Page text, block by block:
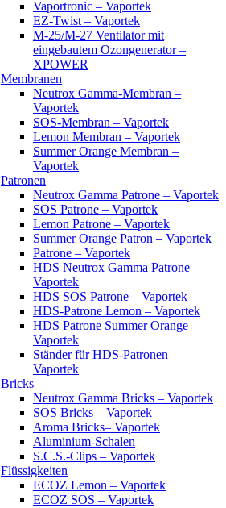
Vaportronic – Vaportek
EZ-Twist – Vaportek
M-25/M-27 Ventilator mit
eingebautem Ozongenerator –
XPOWER
Membranen
Neutrox Gamma-Membran –
Vaportek
SOS-Membran – Vaportek
Lemon Membran – Vaportek
Summer Orange Membran –
Vaportek
Patronen
Neutrox Gamma Patrone – Vaportek
SOS Patrone – Vaportek
Lemon Patrone – Vaportek
Summer Orange Patron – Vaportek
Patrone – Vaportek
HDS Neutrox Gamma Patrone –
Vaportek
HDS SOS Patrone – Vaportek
HDS-Patrone Lemon – Vaportek
HDS Patrone Summer Orange –
Vaportek
Ständer für HDS-Patronen –
Vaportek
Bricks
Neutrox Gamma Bricks – Vaportek
SOS Bricks – Vaportek
Aroma Bricks– Vaportek
Aluminium-Schalen
S.C.S.-Clips – Vaportek
Flüssigkeiten
ECOZ Lemon – Vaportek
ECOZ SOS – Vaportek